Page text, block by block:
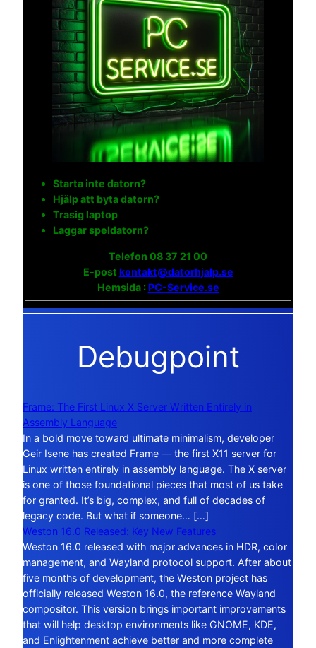
Starta inte datorn?
Hjälp att byta datorn?
Trasig laptop
Laggar speldatorn?
Telefon 08 37 21 00
E-post kontakt@datorhjalp.se
Hemsida :PC-Service.se
Debugpoint
Frame: The First Linux X Server Written Entirely in
Assembly Language
In a bold move toward ultimate minimalism, developer
Geir Isene has created Frame — the first X11 server for
Linux written entirely in assembly language. The X server
is one of those foundational pieces that most of us take
for granted. It’s big, complex, and full of decades of
legacy code. But what if someone… […]
Weston 16.0 Released: Key New Features
Weston 16.0 released with major advances in HDR, color
management, and Wayland protocol support. After about
five months of development, the Weston project has
officially released Weston 16.0, the reference Wayland
compositor. This version brings important improvements
that will help desktop environments like GNOME, KDE,
and Enlightenment achieve better and more complete